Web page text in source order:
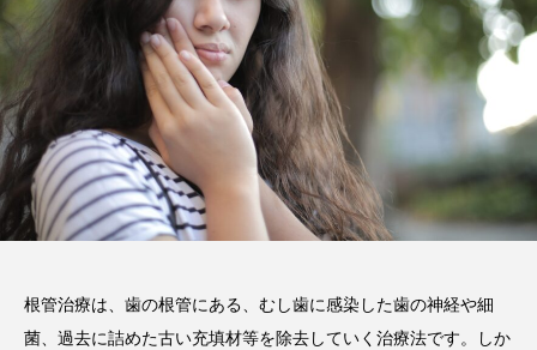
高田馬場おすすめの根管治療
の名医1人
2026.02.03
注目のトピック
根管治療は、歯の根管にある、むし歯に感染した歯の神経や細
菌、過去に詰めた古い充填材等を除去していく治療法です。しか